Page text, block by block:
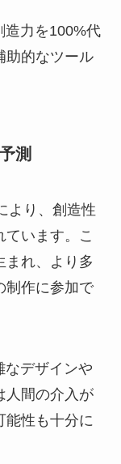
造力を100%代
助的なツール
測
より、創造性
ています。こ
まれ、より多
制作に参加で
なデザインや
人間の介入が
能性も十分に